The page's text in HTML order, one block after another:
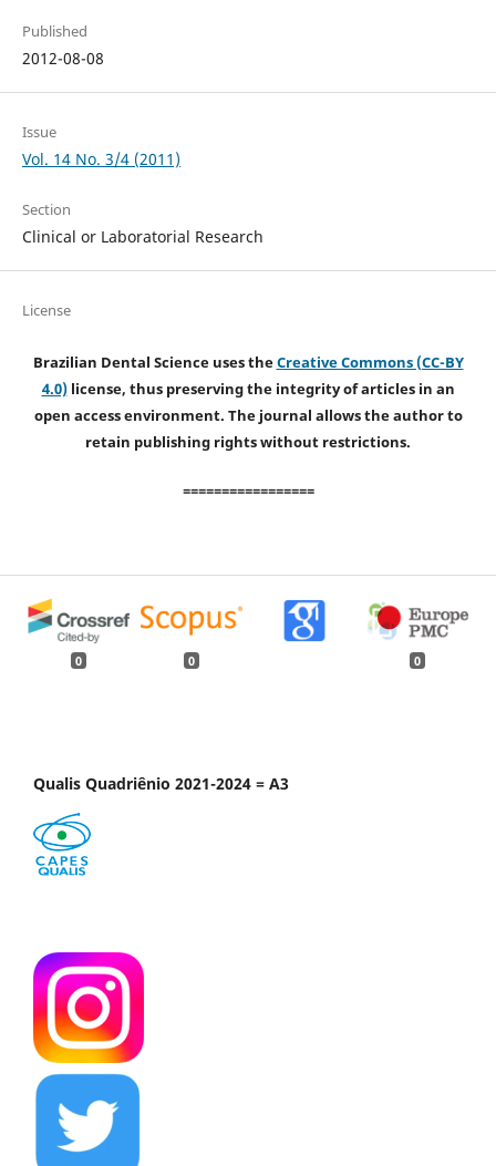
Published
2012-08-08
Issue
Vol. 14 No. 3/4 (2011)
Section
Clinical or Laboratorial Research
License
Brazilian Dental Science uses theCreative Commons (CC-BY
4.0)license, thus preserving the integrity of articles in an
open access environment. The journal allows the author to
retain publishing rights without restrictions.
=================
0 0 0
Qualis Quadriênio 2021-2024 = A3